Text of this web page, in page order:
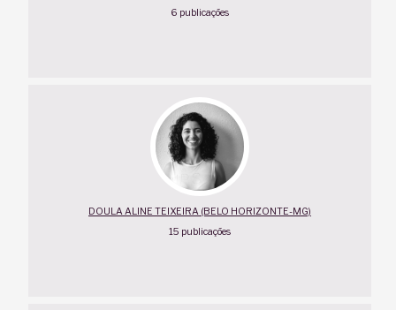
6 publicações
DOULA ALINE TEIXEIRA (BELO HORIZONTE-MG)
15 publicações